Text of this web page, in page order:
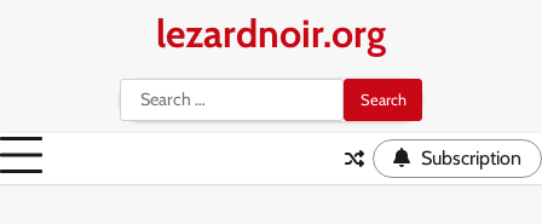
lezardnoir.org
Search
for:
Subscription